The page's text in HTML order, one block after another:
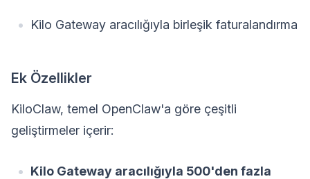
Kilo Gateway aracılığıyla birleşik faturalandırma
Ek Özellikler
KiloClaw, temel OpenClaw'a göre çeşitli
geliştirmeler içerir:
Kilo Gateway aracılığıyla 500'den fazla